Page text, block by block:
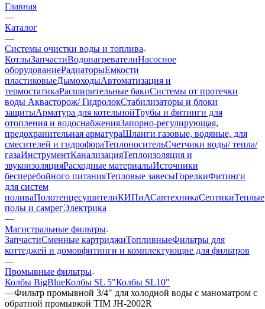
Главная
—
Каталог
—
Системы очистки воды и топлива
КотлыЗапчастиВодонагревателиНасосное
оборудованиеРадиаторыЕмкости
пластиковыеДымоходыАвтоматизация и
термостатикаРасширительные бакиСистемы от протечки
воды Аквасторож/ ГидролокСтабилизаторы и блоки
защитыАрматура для котельнойТрубы и фитинги для
отопления и водоснабженияЗапорно-регулирующая,
предохранительная арматураШланги газовые, водяные, для
смесителей и гидрофораТеплоносительСчетчики воды/ тепла/
газаИнструментКанализацияТеплоизоляция и
звукоизоляцияРасходные материалыИсточники
бесперебойного питанияТепловые завесыГорелкиФитинги
для систем
поливаПолотенцесушителиКИПиАСантехникаСептикиТеплые
полы и самрегЭлектрика
—
Магистральные фильтры
ЗапчастиСменные картриджиТопливныеФильтры для
коттеджей и домовфитинги и комплектующие для фильтров
—
Промывные фильтры
Колбы BigBlueКолбы SL 5"Колбы SL10"
—Фильтр промывной 3/4" для холодной воды с маноматром с
обратной промывкой TIM JH-2002R